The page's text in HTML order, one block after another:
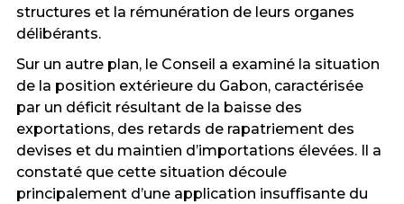
structures et la rémunération de leurs organes
délibérants.
Sur un autre plan, le Conseil a examiné la situation
de la position extérieure du Gabon, caractérisée
par un déficit résultant de la baisse des
exportations, des retards de rapatriement des
devises et du maintien d’importations élevées. Il a
constaté que cette situation découle
principalement d’une application insuffisante du